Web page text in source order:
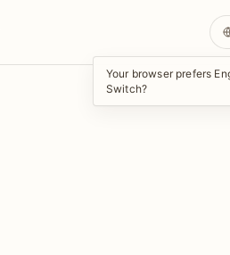
Your browser prefers
Switch?